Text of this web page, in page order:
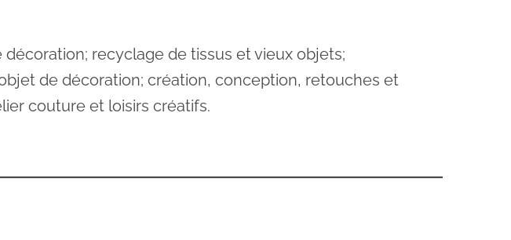
recyclage de tissus et vieux objets;
de décoration; création, conception, retouches et
couture et loisirs créatifs.